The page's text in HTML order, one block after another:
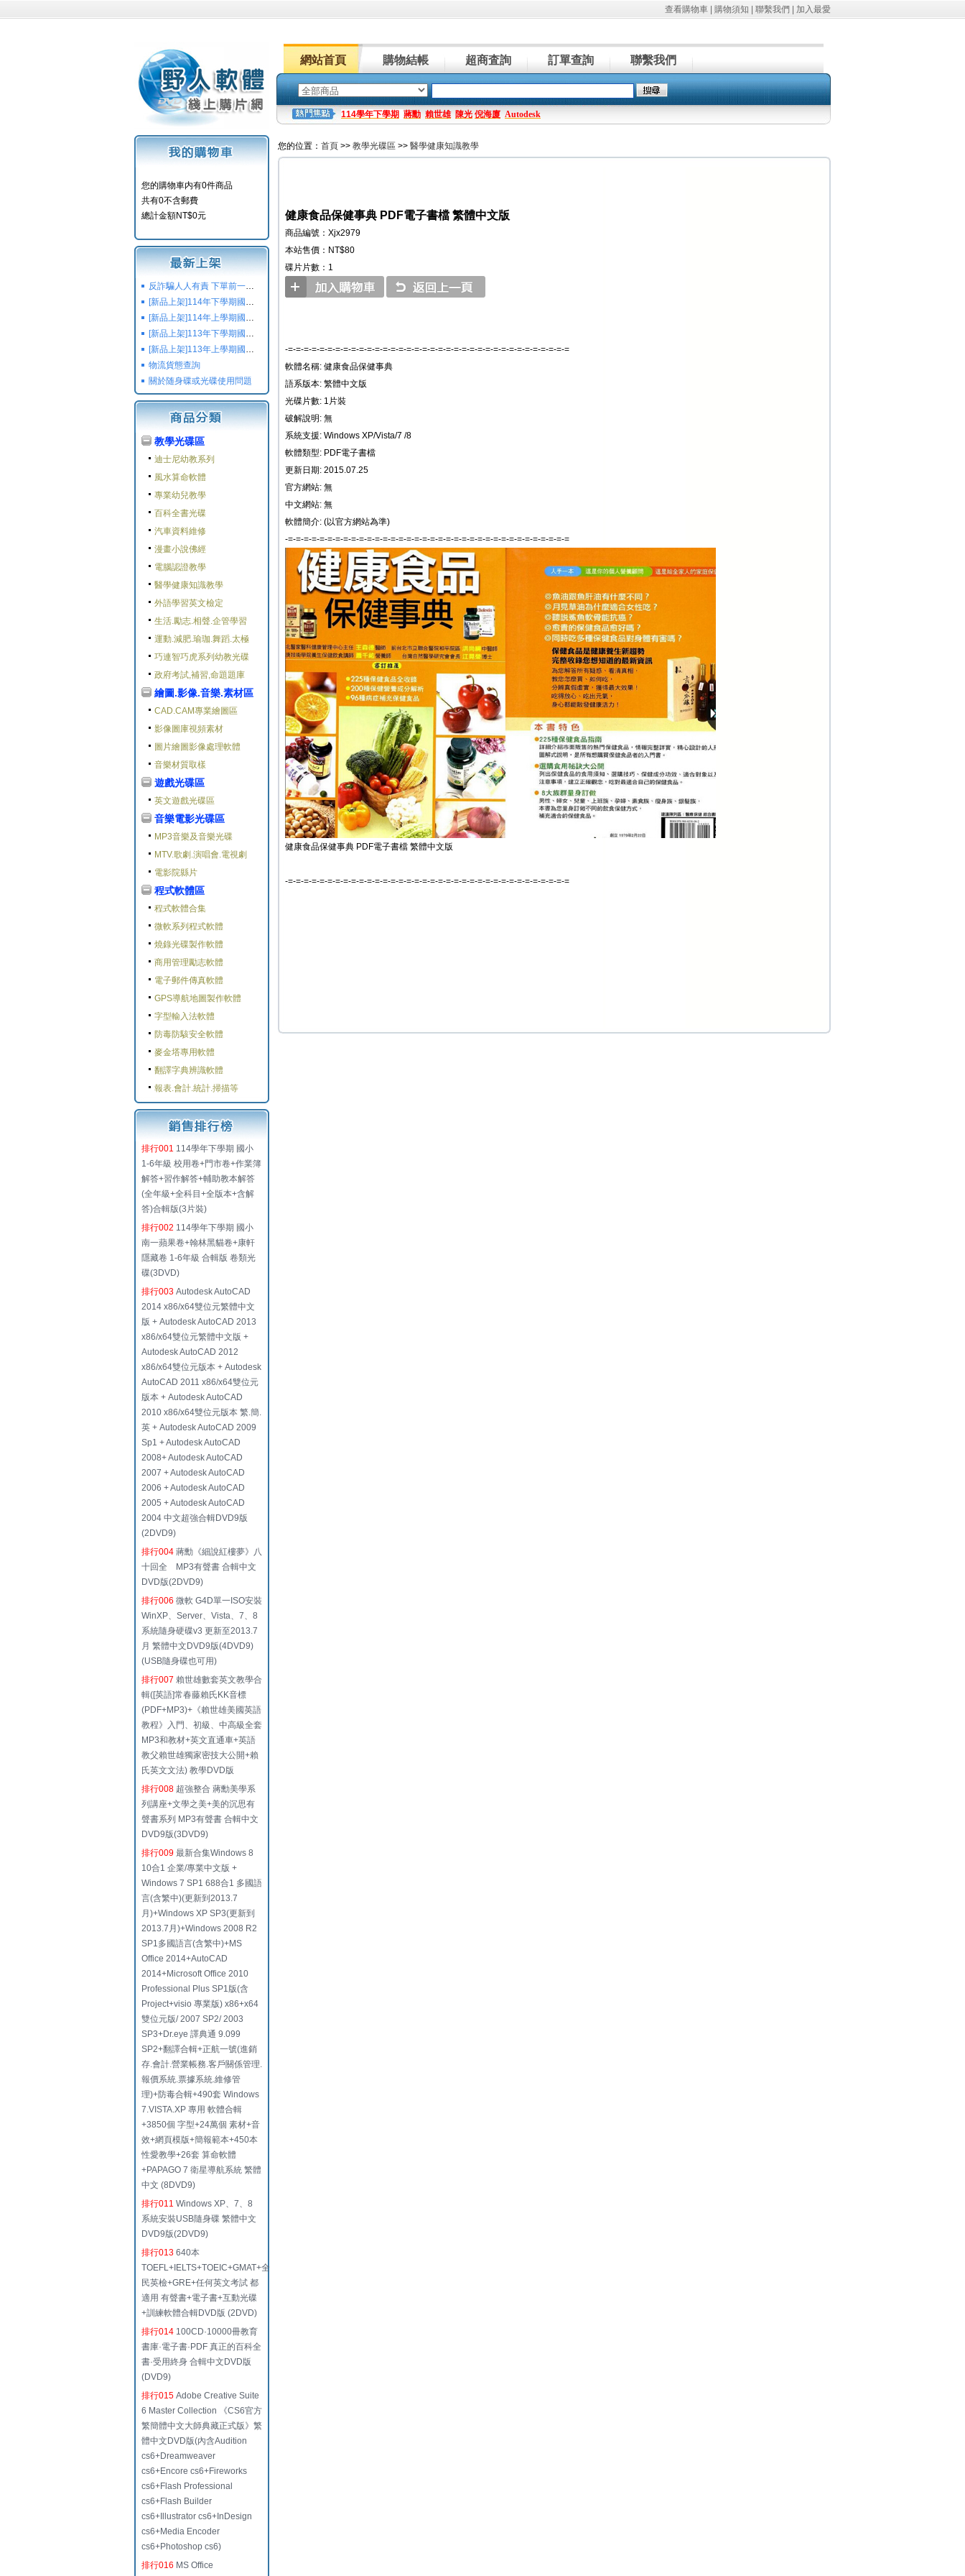
查看購物車 購物須知 聯繫我們 加入最愛
網站首頁 購物結帳 超商査詢 訂單查詢 聯繫我們
114學年下學期 蔣勳 賴世雄 陳光 倪海廈 Autodesk
您的購物車内有0件商品
共有0不含郵費
總計金額NT$0元
反詐騙人人有責 下單前一定要注意
[新品上架]114年下學期國小國中高中命題光碟,校用卷,習作
[新品上架]114年上學期國小國中高中命題光碟,校用卷,習作
[新品上架]113年下學期國小國中高中命題光碟,校用卷,習作
[新品上架]113年上學期國小國中高中命題光碟,校用卷,習作
物流貨態查詢
關於随身碟或光碟使用問題
教學光碟區
迪士尼幼教系列
風水算命軟體
專業幼兒教學
百科全書光碟
汽車資料維修
漫畫小說佛經
電腦認證教學
醫學健康知識教學
外語學習英文檢定
生活.勵志.相聲.企管學習
運動.減肥.瑜珈.舞蹈.太極
巧連智巧虎系列幼教光碟
政府考試,補習,命題題庫
繪圖.影像.音樂.素材區
CAD.CAM專業繪圖區
影像圖庫視頻素材
圖片繪圖影像處理軟體
音樂材質取樣
遊戲光碟區
英文遊戲光碟區
音樂電影光碟區
MP3音樂及音樂光碟
MTV.歌劇.演唱會.電視劇
電影院縣片
程式軟體區
程式軟體合集
微軟系列程式軟體
燒錄光碟製作軟體
商用管理勵志軟體
電子郵件傳真軟體
GPS導航地圖製作軟體
字型輸入法軟體
防毒防駭安全軟體
麥金塔專用軟體
翻譯字典辨識軟體
報表.會計.統計.掃描等
排行001 114學年下學期 國小
1-6年級 校用卷+門市卷+作業簿
解答+習作解答+輔助教本解答
(全年級+全科目+全版本+含解
答)合輯版(3片裝)
排行002 114學年下學期 國小
南一蘋果卷+翰林黑貓卷+康軒
隱藏卷 1-6年級 合輯版 卷類光
碟(3DVD)
排行003 Autodesk AutoCAD
2014 x86/x64雙位元繁體中文
版 + Autodesk AutoCAD 2013
x86/x64雙位元繁體中文版 +
Autodesk AutoCAD 2012
x86/x64雙位元版本 + Autodesk
AutoCAD 2011 x86/x64雙位元
版本 + Autodesk AutoCAD
2010 x86/x64雙位元版本 繁.簡.
英 + Autodesk AutoCAD 2009
Sp1 + Autodesk AutoCAD
2008+ Autodesk AutoCAD
2007 + Autodesk AutoCAD
2006 + Autodesk AutoCAD
2005 + Autodesk AutoCAD
2004 中文超強合輯DVD9版
(2DVD9)
排行004 蔣勳《細說紅樓夢》八
十回全 MP3有聲書 合輯中文
DVD版(2DVD9)
排行006 微軟 G4D單一ISO安裝
WinXP、Server、Vista、7、8
系統隨身硬碟v3 更新至2013.7
月 繁體中文DVD9版(4DVD9)
(USB隨身碟也可用)
排行007 賴世雄數套英文教學合
輯([英語]常春藤賴氏KK音標
(PDF+MP3)+《賴世雄美國英語
教程》入門、初級、中高級全套
MP3和教材+英文直通車+英語
教父賴世雄獨家密技大公開+賴
氏英文文法) 教學DVD版
排行008 超強整合 蔣勳美學系
列講座+文學之美+美的沉思有
聲書系列 MP3有聲書 合輯中文
DVD9版(3DVD9)
排行009 最新合集Windows 8
10合1 企業/專業中文版 +
Windows 7 SP1 688合1 多國語
言(含繁中)(更新到2013.7
月)+Windows XP SP3(更新到
2013.7月)+Windows 2008 R2
SP1多國語言(含繁中)+MS
Office 2014+AutoCAD
2014+Microsoft Office 2010
Professional Plus SP1版(含
Project+visio 專業版) x86+x64
雙位元版/ 2007 SP2/ 2003
SP3+Dr.eye 譯典通 9.099
SP2+翻譯合輯+正航一號(進銷
存.會計.營業帳務.客戶關係管理.
報價系統.票據系統.維修管
理)+防毒合輯+490套 Windows
7.VISTA.XP 專用 軟體合輯
+3850個 字型+24萬個 素材+音
效+網頁模版+簡報範本+450本
性愛教學+26套 算命軟體
+PAPAGO 7 衛星導航系統 繁體
中文 (8DVD9)
排行011 Windows XP、7、8
系統安裝USB隨身碟 繁體中文
DVD9版(2DVD9)
排行013 640本
TOEFL+IELTS+TOEIC+GMAT+全
民英檢+GRE+任何英文考試 都
適用 有聲書+電子書+互動光碟
+訓練軟體合輯DVD版 (2DVD)
排行014 100CD·10000冊教育
書庫·電子書·PDF 真正的百科全
書·受用終身 合輯中文DVD版
(DVD9)
排行015 Adobe Creative Suite
6 Master Collection 《CS6官方
繁簡體中文大師典藏正式版》繁
體中文DVD版(內含Audition
cs6+Dreamweaver
cs6+Encore cs6+Fireworks
cs6+Flash Professional
cs6+Flash Builder
cs6+Illustrator cs6+InDesign
cs6+Media Encoder
cs6+Photoshop cs6)
排行016 MS Office
您的位置： 首頁 >> 教學光碟區 >> 醫學健康知識教學
健康食品保健事典 PDF電子書檔 繁體中文版
商品編號：Xjx2979
本站售價：NT$80
碟片片數：1
-=-=-=-=-=-=-=-=-=-=-=-=-=-=-=-=-=-=-=-=-=-=-=-=-=-=-=-=-=-=-=-=-=-=-=-=
軟體名稱: 健康食品保健事典
語系版本: 繁體中文版
光碟片數: 1片裝
破解說明: 無
系統支援: Windows XP/Vista/7 /8
軟體類型: PDF電子書檔
更新日期: 2015.07.25
官方網站: 無
中文網站: 無
軟體簡介: (以官方網站為準)
-=-=-=-=-=-=-=-=-=-=-=-=-=-=-=-=-=-=-=-=-=-=-=-=-=-=-=-=-=-=-=-=-=-=-=-=
健康食品保健事典 PDF電子書檔 繁體中文版
-=-=-=-=-=-=-=-=-=-=-=-=-=-=-=-=-=-=-=-=-=-=-=-=-=-=-=-=-=-=-=-=-=-=-=-=